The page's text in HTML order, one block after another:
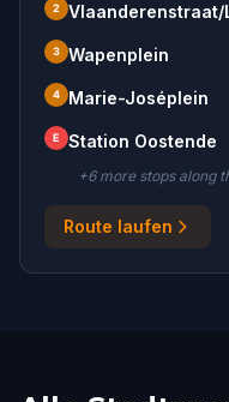
2 Vlaanderenstraat/
3 Wapenplein
4 Marie-Joséplein
E Station Oostende
+6more stopsalong
Route laufen